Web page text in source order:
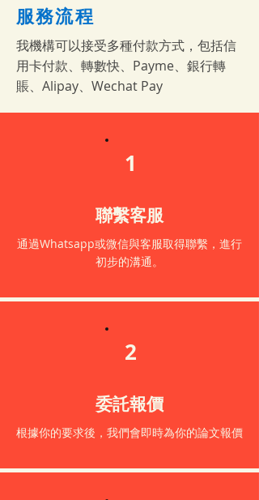
服務流程
我機構可以接受多種付款方式，包括信
用卡付款、轉數快、Payme、銀行轉
賬、Alipay、Wechat Pay
1
聯繫客服
通過Whatsapp或微信與客服取得聯繫，進行
初步的溝通。
2
委託報價
根據你的要求後，我們會即時為你的論文報價